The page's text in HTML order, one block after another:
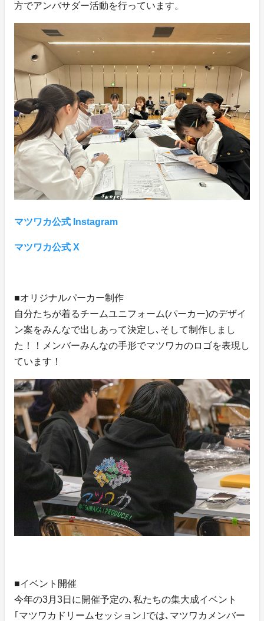
方でアンバサダー活動を行っています。
マツワカ公式 Instagram
マツワカ公式 X
■オリジナルパーカー制作
自分たちが着るチームユニフォーム(パーカー)のデザイ
ン案をみんなで出しあって決定し､そして制作しまし
た！！メンバーみんなの手形でマツワカのロゴを表現し
ています！
■イベント開催
今年の3月3日に開催予定の､私たちの集大成イベント
｢マツワカドリームセッション｣では､マツワカメンバー